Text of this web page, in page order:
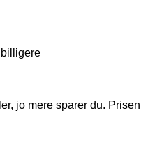
jo mere sparer du. Prisen